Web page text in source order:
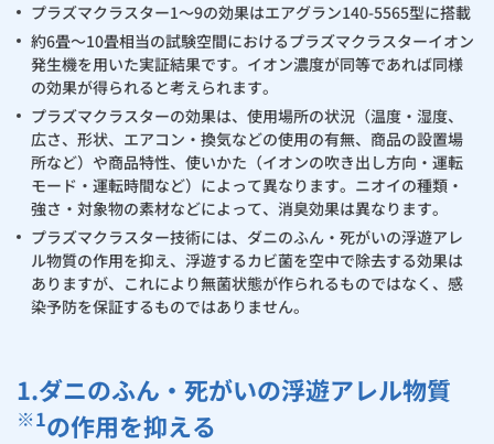
プラズマクラスター1～9の効果はエアグラン140-5565型に搭載
約6畳～10畳相当の試験空間におけるプラズマクラスターイオン
発生機を用いた実証結果です。イオン濃度が同等であれば同様
の効果が得られると考えられます。
プラズマクラスターの効果は、使用場所の状況（温度・湿度、
広さ、形状、エアコン・換気などの使用の有無、商品の設置場
所など）や商品特性、使いかた（イオンの吹き出し方向・運転
モード・運転時間など）によって異なります。ニオイの種類・
強さ・対象物の素材などによって、消臭効果は異なります。
プラズマクラスター技術には、ダニのふん・死がいの浮遊アレ
ル物質の作用を抑え、浮遊するカビ菌を空中で除去する効果は
ありますが、これにより無菌状態が作られるものではなく、感
染予防を保証するものではありません。
1.ダニのふん・死がいの浮遊アレル物質
※1の作用を抑える